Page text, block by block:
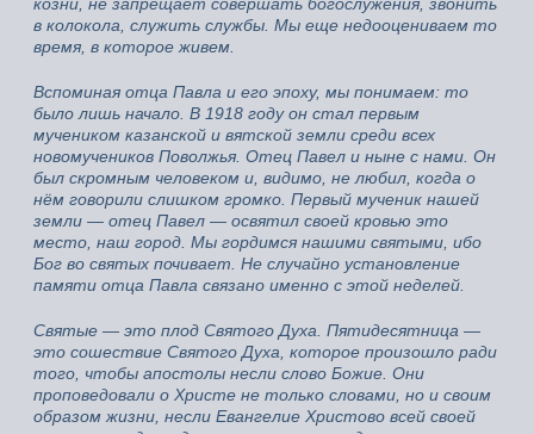
козни, не запрещает совершать богослужения, звонить
в колокола, служить службы. Мы еще недооцениваем то
время, в которое живем.
Вспоминая отца Павла и его эпоху, мы понимаем: то
было лишь начало. В 1918 году он стал первым
мучеником казанской и вятской земли среди всех
новомучеников Поволжья. Отец Павел и ныне с нами. Он
был скромным человеком и, видимо, не любил, когда о
нём говорили слишком громко. Первый мученик нашей
земли — отец Павел — освятил своей кровью это
место, наш город. Мы гордимся нашими святыми, ибо
Бог во святых почивает. Не случайно установление
памяти отца Павла связано именно с этой неделей.
Святые — это плод Святого Духа. Пятидесятница —
это сошествие Святого Духа, которое произошло ради
того, чтобы апостолы несли слово Божие. Они
проповедовали о Христе не только словами, но и своим
образом жизни, несли Евангелие Христово всей своей